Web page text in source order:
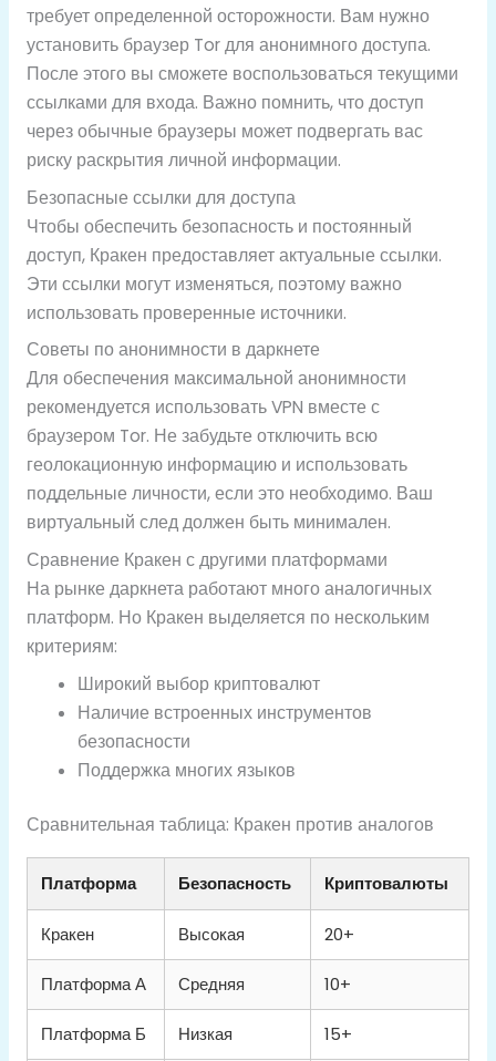
требует определенной осторожности. Вам нужно
установить браузер Tor для анонимного доступа.
После этого вы сможете воспользоваться текущими
ссылками для входа. Важно помнить, что доступ
через обычные браузеры может подвергать вас
риску раскрытия личной информации.
Безопасные ссылки для доступа
Чтобы обеспечить безопасность и постоянный
доступ, Кракен предоставляет актуальные ссылки.
Эти ссылки могут изменяться, поэтому важно
использовать проверенные источники.
Советы по анонимности в даркнете
Для обеспечения максимальной анонимности
рекомендуется использовать VPN вместе с
браузером Tor. Не забудьте отключить всю
геолокационную информацию и использовать
поддельные личности, если это необходимо. Ваш
виртуальный след должен быть минимален.
Сравнение Кракен с другими платформами
На рынке даркнета работают много аналогичных
платформ. Но Кракен выделяется по нескольким
критериям:
Широкий выбор криптовалют
Наличие встроенных инструментов
безопасности
Поддержка многих языков
Сравнительная таблица: Кракен против аналогов
Платформа Безопасность Криптовалюты
Кракен Высокая 20+
Платформа А Средняя 10+
Платформа Б Низкая 15+